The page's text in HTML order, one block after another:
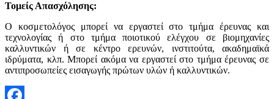
Τομείς Απασχόλησης:
Ο κοσμετολόγος μπορεί να εργαστεί στο τμήμα έρευνας και
τεχνολογίας ή στο τμήμα ποιοτικού ελέγχου σε βιομηχανίες
καλλυντικών ή σε κέντρο ερευνών, ινστιτούτα, ακαδημαϊκά
ιδρύματα, κλπ. Μπορεί ακόμα να εργαστεί στο τμήμα έρευνας σε
αντιπροσωπείες εισαγωγής πρώτων υλών ή καλλυντικών.